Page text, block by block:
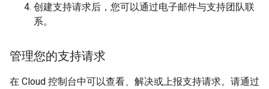
创建支持请求后，您可以通过电子邮件与支持团队联
系。
管理您的支持请求
在 Cloud 控制台中可以查看、解决或上报支持请求。请通过